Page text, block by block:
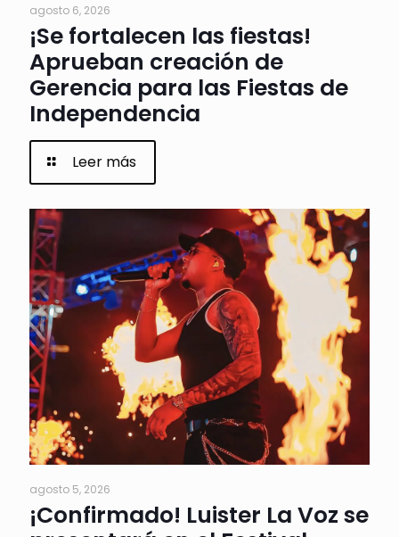
agosto 6, 2026
¡Se fortalecen las fiestas!
Aprueban creación de
Gerencia para las Fiestas de
Independencia
Leer más
agosto 5, 2026
¡Confirmado! Luister La Voz se